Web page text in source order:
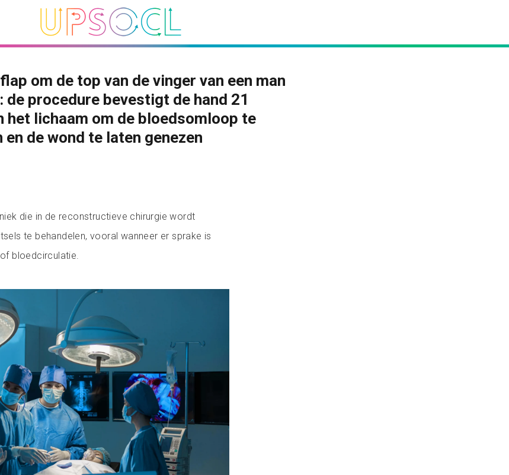
om de top van de vinger van een man
de procedure bevestigt de hand 21
het lichaam om de bloedsomloop te
de wond te laten genezen
die in de reconstructieve chirurgie wordt
te behandelen, vooral wanneer er sprake is
bloedcirculatie.